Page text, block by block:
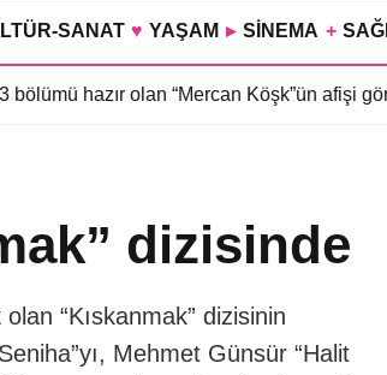
SANAT ♥ YAŞAM ▸ SİNEMA +
olan “Mercan Köşk”ün afişi görücüye çıktı
dizisinde
“Kıskanmak” dizisinin
Mehmet Günsür “Halit